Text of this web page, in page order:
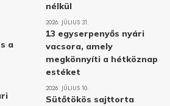
a
nélkül
2026. JÚLIUS 31.
13 egyserpenyős nyári
vacsora, amely
megkönnyíti a hétköznap
estéket
2026. JÚLIUS 10.
Sütőtökös sajttorta